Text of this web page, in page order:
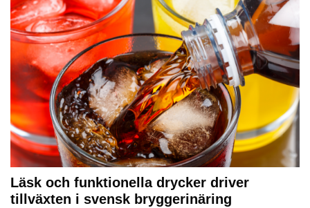
Läsk och funktionella drycker driver
tillväxten i svensk bryggerinäring